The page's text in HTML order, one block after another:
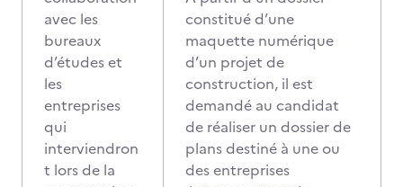
avec les
bureaux
d’études et
les
entreprises
qui
interviendron
t lors de la
constitué d’une
maquette numérique
d’un projet de
construction, il est
demandé au candidat
de réaliser un dossier de
plans destiné à une ou
des entreprises